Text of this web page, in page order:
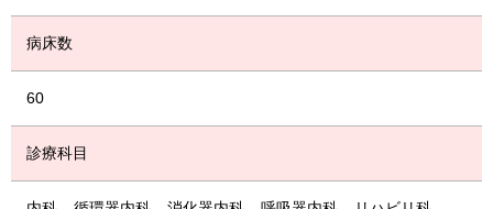
病床数
60
診療科目